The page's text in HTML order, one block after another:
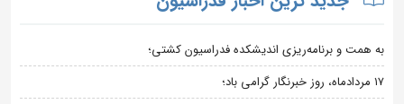
به همت و برنامه‌ریزی اندیشکده فدراسیون کشتی؛
۱۷ مردادماه، روز خبرنگار گرامی باد؛